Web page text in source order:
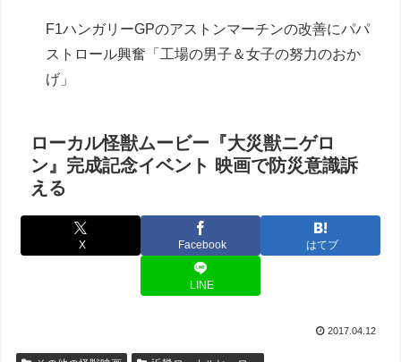
F1ハンガリーGPのアストンマーチンの改善にパパ
ストロール興奮「工場の男子＆女子の努力のおか
げ」
ローカル怪獣ムービー『大災獣ニゲロ
ン』完成記念イベント 映画で防災意識訴
える
X Facebook はてブ
LINE
2017.04.12